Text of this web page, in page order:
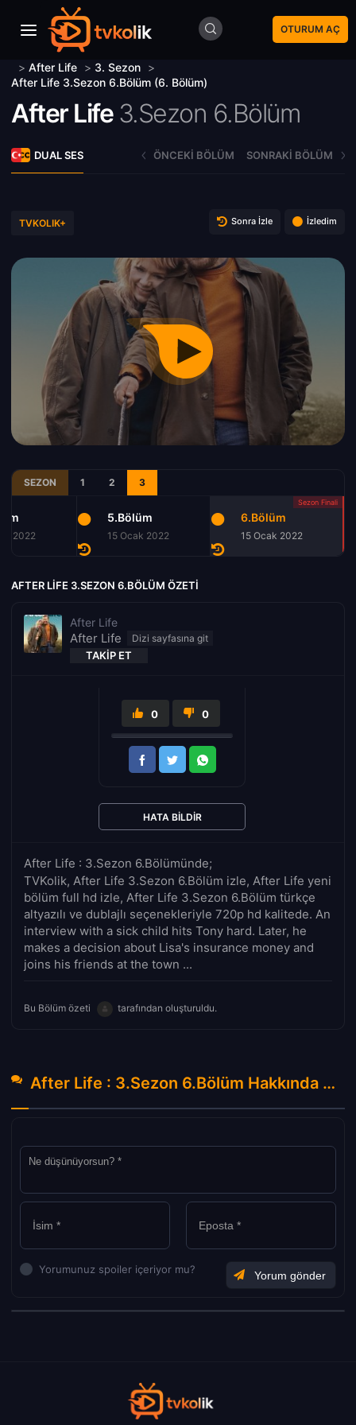
OTURUM AÇ
> After Life > 3. Sezon >
After Life 3.Sezon 6.Bölüm (6. Bölüm)
After Life 3.Sezon 6.Bölüm
DUAL SES ÖNCEKI BÖLÜM SONRAKI BÖLÜM
TVKOLIK+ Sonra İzle İzledim
SEZON 1 2 3
2022
5.Bölüm
15 Ocak 2022
6.Bölüm
15 Ocak 2022
AFTER LIFE 3.SEZON 6.BÖLÜM ÖZETI
After Life
After Life
TAKIP ET
After Life : 3.Sezon 6.Bölümünde;
TVKolik, After Life 3.Sezon 6.Bölüm izle, After Life yeni
bölüm full hd izle, After Life 3.Sezon 6.Bölüm türkçe
altyazılı ve dublajlı seçenekleriyle 720p hd kalitede. An
interview with a sick child hits Tony hard. Later, he
makes a decision about Lisa's insurance money and
joins his friends at the town ...
Bu Bölüm özeti tarafından oluşturuldu.
0 0
HATA BILDIR
After Life : 3.Sezon 6.Bölüm Hakkında Yorumlar
Yorumunuz spoiler içeriyor mu?